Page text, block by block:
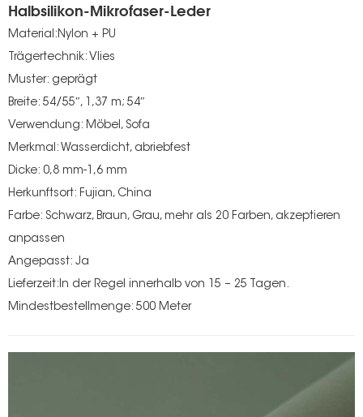
Halbsilikon-Mikrofaser-Leder
Material:Nylon + PU
Trägertechnik: Vlies
Muster: geprägt
Breite: 54/55″, 1,37 m; 54″
Verwendung: Möbel, Sofa
Merkmal: Wasserdicht, abriebfest
Dicke: 0,8 mm-1,6 mm
Herkunftsort: Fujian, China
Farbe: Schwarz, Braun, Grau, mehr als 20 Farben, akzeptieren
anpassen
Angepasst: Ja
Lieferzeit:In der Regel innerhalb von 15 – 25 Tagen.
Mindestbestellmenge: 500 Meter